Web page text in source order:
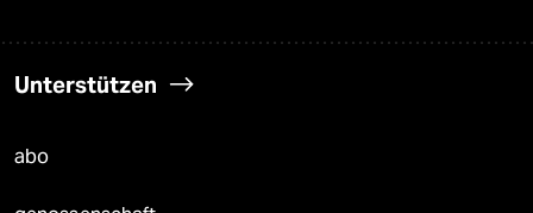
Unterstützen
abo